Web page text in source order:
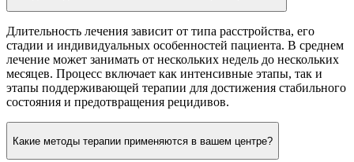
Длительность лечения зависит от типа расстройства, его
стадии и индивидуальных особенностей пациента. В среднем
лечение может занимать от нескольких недель до нескольких
месяцев. Процесс включает как интенсивные этапы, так и
этапы поддерживающей терапии для достижения стабильного
состояния и предотвращения рецидивов.
Какие методы терапии применяются в вашем центре?